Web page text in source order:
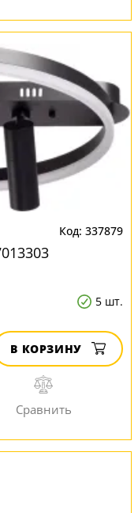
337879
5 шт.
В КОРЗИНУ